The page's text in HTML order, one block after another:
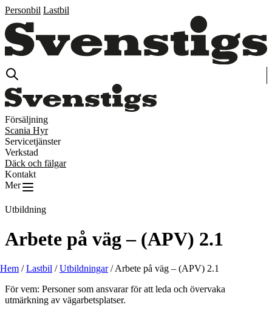
Personbil Lastbil
Försäljning
Scania Hyr
Servicetjänster
Verkstad
Däck och fälgar
Kontakt
Mer
Utbildning
Arbete på väg – (APV) 2.1
Hem /Lastbil /Utbildningar/Arbete på väg – (APV) 2.1
För vem: Personer som ansvarar för att leda och övervaka
utmärkning av vägarbetsplatser.